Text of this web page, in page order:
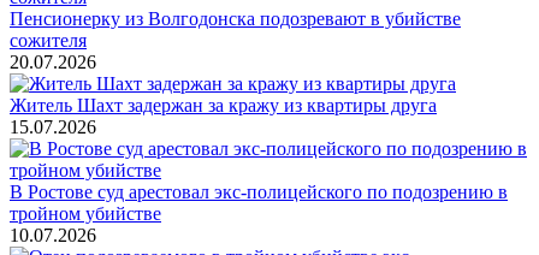
Пенсионерку из Волгодонска подозревают в убийстве
сожителя
20.07.2026
Житель Шахт задержан за кражу из квартиры друга
15.07.2026
В Ростове суд арестовал экс-полицейского по подозрению в
тройном убийстве
10.07.2026